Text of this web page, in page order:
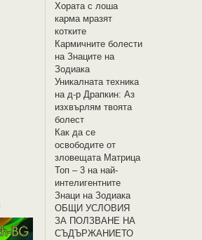
Хората с лоша
карма мразят
котките
Кармичните болести
на Знаците на
Зодиака
Уникалната техника
на д-р Драпкин: Аз
изхвърлям твоята
болест
Как да се
освободите от
зловещата Матрица
Топ – 3 на най-
интелигентните
Знаци на Зодиака
OБЩИ УСЛОВИЯ
ЗА ПОЛЗВАНЕ НА
СЪДЪРЖАНИЕТО